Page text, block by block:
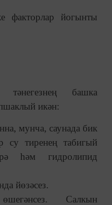
йогынты
тәнегезнең башка
икән:
мунча, саунада бик
су тиренең табигый
һәм гидролипид
йөзәсез.
Салкын